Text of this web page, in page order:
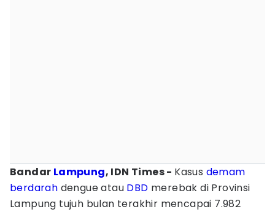
Bandar Lampung, IDN Times - Kasus demam
berdarah dengue atau DBD merebak di Provinsi
Lampung tujuh bulan terakhir mencapai 7.982